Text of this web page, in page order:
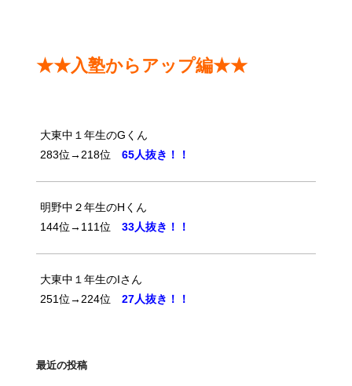
★★入塾からアップ編★★
大東中１年生のGくん
283位→218位 65人抜き！！
明野中２年生のHくん
144位→111位 33人抜き！！
大東中１年生のIさん
251位→224位 27人抜き！！
最近の投稿